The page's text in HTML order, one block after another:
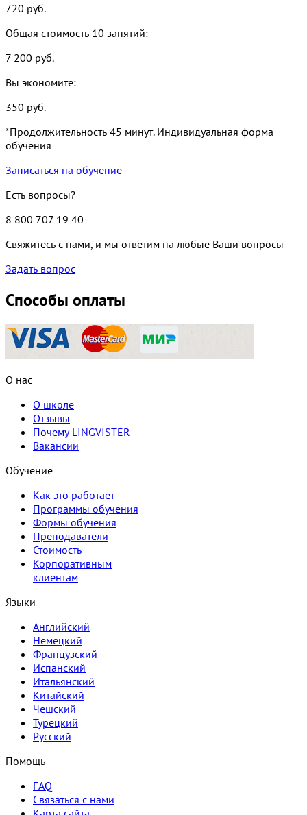
720 руб.
Общая стоимость 10 занятий:
7 200 руб.
Вы экономите:
350 руб.
*Продолжительность 45 минут. Индивидуальная форма
обучения
Записаться на обучение
Есть вопросы?
8 800 707 19 40
Свяжитесь с нами, и мы ответим на любые Ваши вопросы
Задать вопрос
Способы оплаты
О нас
О школе
Отзывы
Почему LINGVISTER
Вакансии
Обучение
Как это работает
Программы обучения
Формы обучения
Преподаватели
Стоимость
Корпоративным
клиентам
Языки
Английский
Немецкий
Французский
Испанский
Итальянский
Китайский
Чешский
Турецкий
Русский
Помощь
FAQ
Связаться с нами